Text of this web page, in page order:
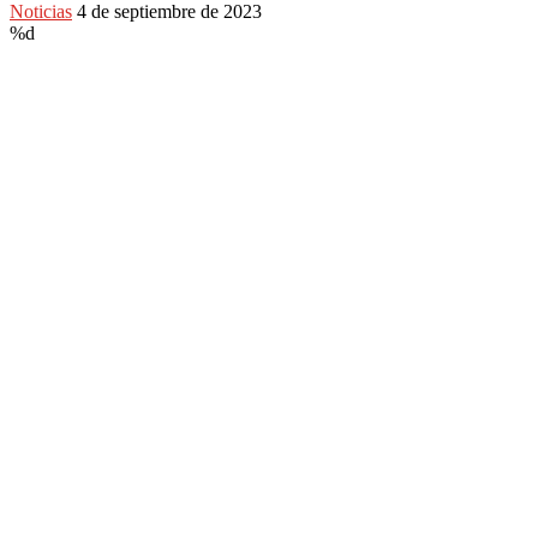
Noticias 4 de septiembre de 2023
%d